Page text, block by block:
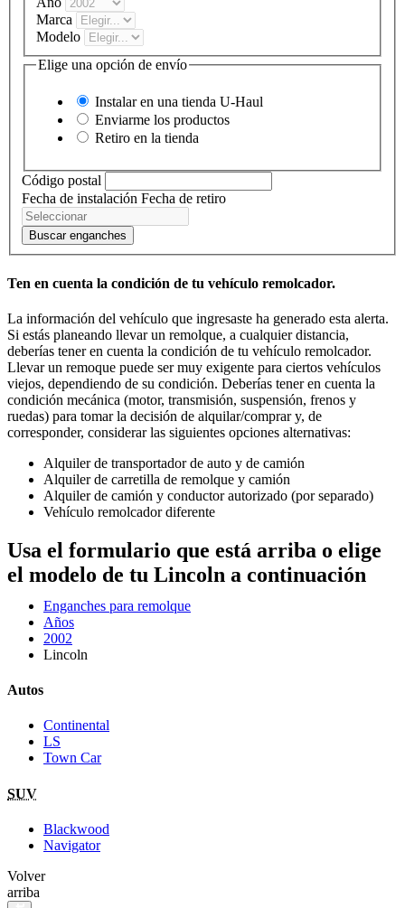
Marca
Modelo
Elige una opción de envío
Instalar en una tienda U-Haul
Enviarme los productos
Retiro en la tienda
Código postal
Fecha de instalación Fecha de retiro
Buscar enganches
Ten en cuenta la condición de tu vehículo remolcador.
La información del vehículo que ingresaste ha generado esta alerta.
Si estás planeando llevar un remolque, a cualquier distancia,
deberías tener en cuenta la condición de tu vehículo remolcador.
Llevar un remoque puede ser muy exigente para ciertos vehículos
viejos, dependiendo de su condición. Deberías tener en cuenta la
condición mecánica (motor, transmisión, suspensión, frenos y
ruedas) para tomar la decisión de alquilar/comprar y, de
corresponder, considerar las siguientes opciones alternativas:
Alquiler de transportador de auto y de camión
Alquiler de carretilla de remolque y camión
Alquiler de camión y conductor autorizado (por separado)
Vehículo remolcador diferente
Usa el formulario que está arriba o elige
el modelo de tu Lincoln a continuación
Enganches para remolque
Años
2002
Lincoln
Autos
Continental
LS
Town Car
SUV
Blackwood
Navigator
Volver
arriba